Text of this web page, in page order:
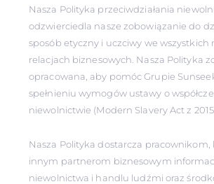
Nasza Polityka przeciwdziałania
odzwierciedla nasze zobowiązanie do
sposób etyczny i uczciwy we wszystkich
relacjach biznesowych. Nasza Polityka
opracowana, aby pomóc Grupie
spełnieniu wymogów ustawy o
niewolnictwie (Modern Slavery Act z 2015
Nasza Polityka dostarcza
innym partnerom biznesowym
niewolnictwa i handlu ludźmi oraz